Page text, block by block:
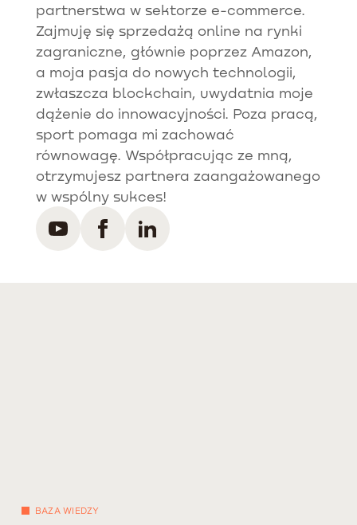
partnerstwa w sektorze e-commerce.
Zajmuję się sprzedażą online na rynki
zagraniczne, głównie poprzez Amazon,
a moja pasja do nowych technologii,
zwłaszcza blockchain, uwydatnia moje
dążenie do innowacyjności. Poza pracą,
sport pomaga mi zachować
równowagę. Współpracując ze mną,
otrzymujesz partnera zaangażowanego
w wspólny sukces!
BAZA WIEDZY